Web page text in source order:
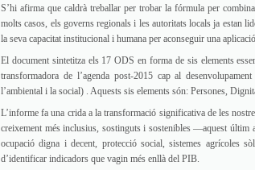
S’hi afirma que caldrà treballar per trobar la fórmula per
molts casos, els governs regionals i les autoritats locals ja estan
la seva capacitat institucional i humana per aconseguir una
El document sintetitza els 17 ODS en forma de sis elements
transformadora de l’agenda post-2015 cap al
l’ambiental i la social) . Aquests sis elements són: Persones,
L’informe fa una crida a la transformació significativa de les
creixement més inclusius, sostinguts i sostenibles —aquest
ocupació digna i decent, protecció social, sistemes agrícoles
d’identificar indicadors que vagin més enllà del PIB.